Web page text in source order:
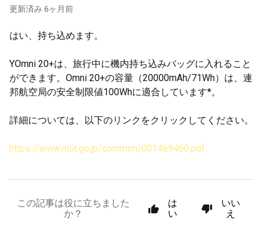
更新済み 6ヶ月前
はい、持ち込めます。
YOmni 20+は、旅行中に機内持ち込みバッグに入れること
ができます。Omni 20+の容量（20000mAh/71Wh）は、連
邦航空局の安全制限値100Whに適合しています*。
詳細については、以下のリンクをクリックしてください。
https://www.mlit.go.jp/common/001469460.pdf
この記事は役に立ちました
か？
は
い
いい
え